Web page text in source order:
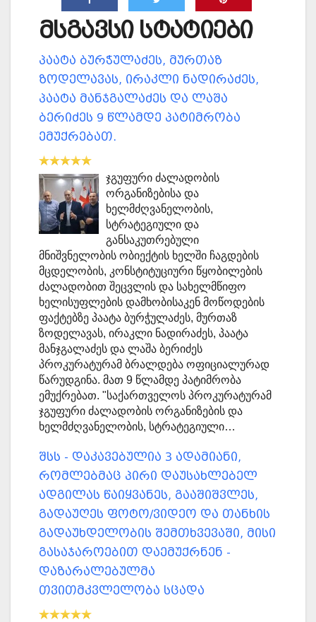
მსგავსი სტატიები
პაატა ბურჭულაძეს, მურთაზ
ზოდელავას, ირაკლი ნადირაძეს,
პაატა მანჯგალაძეს და ლაშა
ბერიძეს 9 წლამდე პატიმრობა
ემუქრებათ.
ჯგუფური ძალადობის
ორგანიზებისა და
ხელმძღვანელობის,
სტრატეგიული და
განსაკუთრებული
მნიშვნელობის ობიექტის ხელში ჩაგდების
მცდელობის, კონსტიტუციური წყობილების
ძალადობით შეცვლის და სახელმწიფო
ხელისუფლების დამხობისაკენ მოწოდების
ფაქტებზე პაატა ბურჭულაძეს, მურთაზ
ზოდელავას, ირაკლი ნადირაძეს, პაატა
მანჯგალაძეს და ლაშა ბერიძეს
პროკურატურამ ბრალდება ოფიციალურად
წარუდგინა. მათ 9 წლამდე პატიმრობა
ემუქრებათ. "საქართველოს პროკურატურამ
ჯგუფური ძალადობის ორგანიზების და
ხელმძღვანელობის, სტრატეგიული…
შსს - დაკავებულია 3 ადამიანი,
რომლებმაც პირი დაუსახლებელ
ადგილას წაიყვანეს, გააშიშვლეს,
გადაუღეს ფოტო/ვიდეო და თანხის
გადაუხდელობის შემთხვევაში, მისი
გასაჯაროებით დაემუქრნენ -
დაზარალებულმა
თვითმკვლელობა სცადა